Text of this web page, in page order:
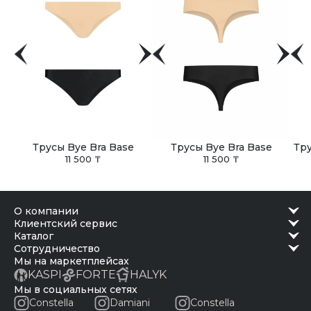
Трусы Bye Bra Base
11 500 ₸
Трусы Bye Bra Base
11 500 ₸
о компании
клиентский сервис
каталог
сотрудничество
Мы на маркетплейсах
KASPI FORTE HALYK
Мы в социальных сетях
Constella
Damiani Constella